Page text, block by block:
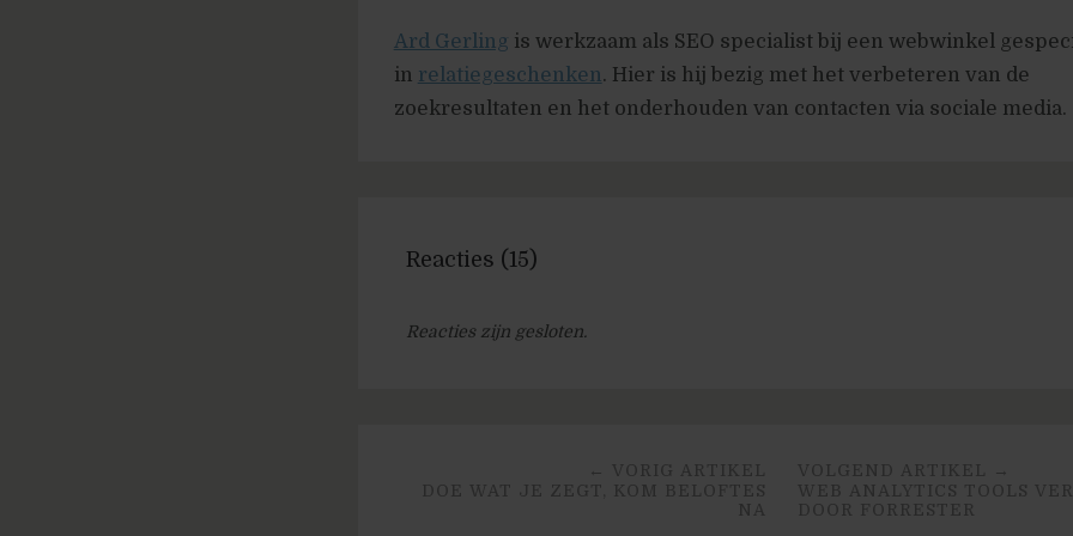
Ard Gerling is werkzaam als SEO specialist bij een webwinkel
in relatiegeschenken. Hier is hij bezig met het verbeteren van de
zoekresultaten en het onderhouden van contacten via sociale media.
Reacties (15)
Reacties zijn gesloten.
VOLGEND ARTIKEL →
WEB ANALYTICS TOOLS
DOOR FORRESTER
← VORIG ARTIKEL
DOE WAT JE ZEGT, KOM BELOFTES
NA